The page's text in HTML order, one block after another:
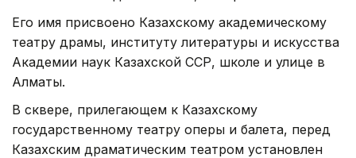
Его имя присвоено Казахскому академическому
театру драмы, институту литературы и искусства
Академии наук Казахской ССР, школе и улице в
Алматы.
В сквере, прилегающем к Казахскому
государственному театру оперы и балета, перед
Казахским драматическим театром установлен